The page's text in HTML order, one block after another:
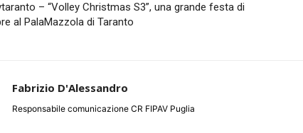
– “Volley Christmas S3”, una grande festa di
al PalaMazzola di Taranto
Fabrizio D'Alessandro
Responsabile comunicazione CR FIPAV Puglia